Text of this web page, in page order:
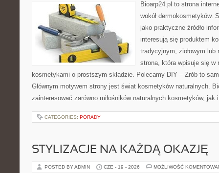
Bioarp24.pl to strona
wokół dermokosmetyków.
jako praktyczne źródło
interesują się produktem
tradycyjnym, ziołowym lub
strona, która wpisuje się w
kosmetykami o prostszym składzie. Polecamy DIY – Zrób to
Głównym motywem strony jest świat kosmetyków naturalnych.
zainteresować zarówno miłośników naturalnych kosmetyków,
CATEGORIES: PORADY
STYLIZACJE NA KAŻDĄ OKAZJĘ
POSTED BY ADMIN CZE - 19 - 2026 MOŻLIWOŚĆ